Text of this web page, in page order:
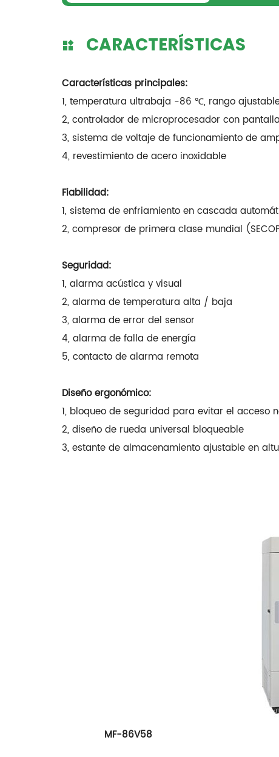
CARACTERÍSTICAS
Características principales:
1, temperatura ultrabaja -86 ℃, rango
2, controlador de microprocesador con
3, sistema de voltaje de funcionamiento de
4, revestimiento de acero inoxidable
Fiabilidad:
1, sistema de enfriamiento en cascada
2, compresor de primera clase mundial
Seguridad:
1, alarma acústica y visual
2, alarma de temperatura alta / baja
3, alarma de error del sensor
4, alarma de falla de energía
5, contacto de alarma remota
Diseño ergonómico:
1, bloqueo de seguridad para evitar el acceso
2, diseño de rueda universal bloqueable
3, estante de almacenamiento ajustable en
MF-86V58